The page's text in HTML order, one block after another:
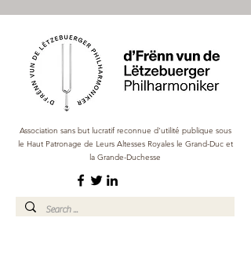
Association sans but lucratif reconnue d'utilité publique sous
le Haut Patronage de Leurs Altesses Royales le Grand-Duc et
la Grande-Duchesse